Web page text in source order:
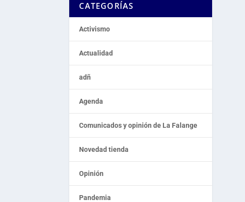
CATEGORÍAS
Activismo
Actualidad
adñ
Agenda
Comunicados y opinión de La Falange
Novedad tienda
Opinión
Pandemia